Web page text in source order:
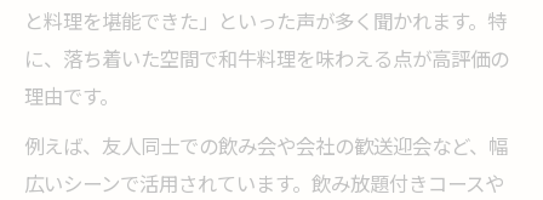
和牛をリーズナブルに味わえる横浜駅の魅
力
落ち着いた空間が自慢の和牛居酒屋活用術
和牛を落ち着いた空間で味わう居酒屋選び
雰囲気重視で選ぶ和牛居酒屋活用のポイン
と料理を堪能できた」といった声が多く聞かれます。特
に、落ち着いた空間で和牛料理を味わえる点が高評価の
理由です。
例えば、友人同士での飲み会や会社の歓送迎会など、幅
広いシーンで活用されています。飲み放題付きコースや